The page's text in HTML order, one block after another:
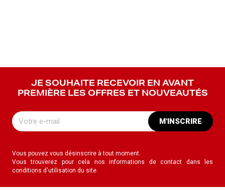
JE SOUHAITE RECEVOIR EN AVANT
PREMIÈRE LES OFFRES ET NOUVEAUTÉS
M'INSCRIRE
Vous pouvez vous désinscrire à tout moment.
Vous trouverez pour cela nos informations de contact dans les
conditions d'utilisation du site.